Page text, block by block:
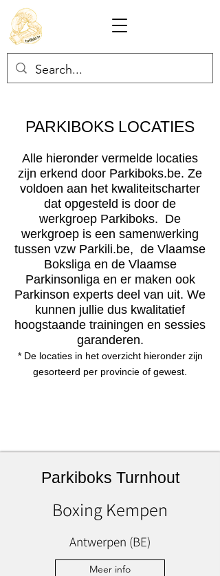
PARKIBOKS LOCATIES
Alle hieronder vermelde locaties
zijn erkend door Parkiboks.be. Ze
voldoen aan het kwaliteitscharter
dat opgesteld is door de
werkgroep Parkiboks. De
werkgroep is een samenwerking
tussen vzw Parkili.be, de Vlaamse
Boksliga en de Vlaamse
Parkinsonliga en er maken ook
Parkinson experts deel van uit. We
kunnen jullie dus kwalitatief
hoogstaande trainingen en sessies
garanderen.
* De locaties in het overzicht hieronder zijn
gesorteerd per provincie of gewest.
Parkiboks Turnhout
Boxing Kempen
Antwerpen (BE)
Meer info